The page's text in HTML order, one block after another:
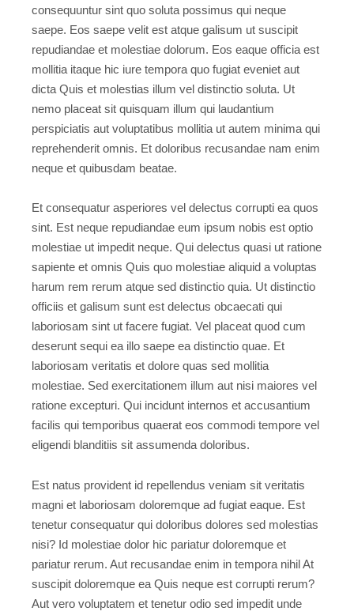
consequuntur sint quo soluta possimus qui neque
saepe. Eos saepe velit est atque galisum ut suscipit
repudiandae et molestiae dolorum. Eos eaque officia est
mollitia itaque hic iure tempora quo fugiat eveniet aut
dicta Quis et molestias illum vel distinctio soluta. Ut
nemo placeat sit quisquam illum qui laudantium
perspiciatis aut voluptatibus mollitia ut autem minima qui
reprehenderit omnis. Et doloribus recusandae nam enim
neque et quibusdam beatae.
Et consequatur asperiores vel delectus corrupti ea quos
sint. Est neque repudiandae eum ipsum nobis est optio
molestiae ut impedit neque. Qui delectus quasi ut ratione
sapiente et omnis Quis quo molestiae aliquid a voluptas
harum rem rerum atque sed distinctio quia. Ut distinctio
officiis et galisum sunt est delectus obcaecati qui
laboriosam sint ut facere fugiat. Vel placeat quod cum
deserunt sequi ea illo saepe ea distinctio quae. Et
laboriosam veritatis et dolore quas sed mollitia
molestiae. Sed exercitationem illum aut nisi maiores vel
ratione excepturi. Qui incidunt internos et accusantium
facilis qui temporibus quaerat eos commodi tempore vel
eligendi blanditiis sit assumenda doloribus.
Est natus provident id repellendus veniam sit veritatis
magni et laboriosam doloremque ad fugiat eaque. Est
tenetur consequatur qui doloribus dolores sed molestias
nisi? Id molestiae dolor hic pariatur doloremque et
pariatur rerum. Aut recusandae enim in tempora nihil At
suscipit doloremque ea Quis neque est corrupti rerum?
Aut vero voluptatem et tenetur odio sed impedit unde